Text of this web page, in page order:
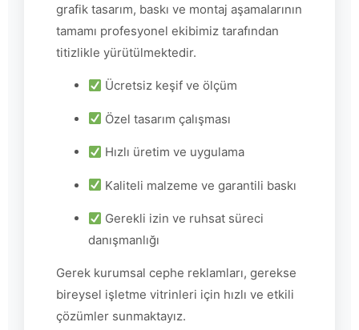
grafik tasarım, baskı ve montaj aşamalarının
tamamı profesyonel ekibimiz tarafından
titizlikle yürütülmektedir.
Ücretsiz keşif ve ölçüm
Özel tasarım çalışması
Hızlı üretim ve uygulama
Kaliteli malzeme ve garantili baskı
Gerekli izin ve ruhsat süreci
danışmanlığı
Gerek kurumsal cephe reklamları, gerekse
bireysel işletme vitrinleri için hızlı ve etkili
çözümler sunmaktayız.